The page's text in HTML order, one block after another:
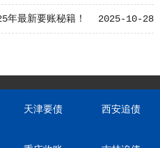
2025-10-28
年最新要账秘籍！
天津要债 西安追债